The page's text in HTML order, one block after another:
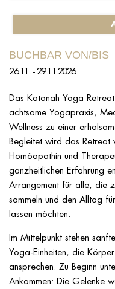
BUCHBAR VON/BIS
26.11. - 29.11.2026
Das Katonah Yoga
achtsame Yogapraxis,
Wellness zu einer
Begleitet wird das Retreat
Homöopathin und
ganzheitlichen Erfahrung
Arrangement für alle, die
sammeln und den Alltag
lassen möchten.
Im Mittelpunkt stehen
Yoga-Einheiten, die
ansprechen. Zu Beginn
Ankommen: Die Gelenke